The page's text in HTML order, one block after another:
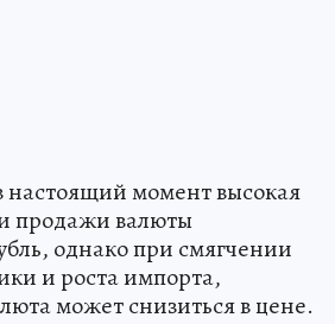
настоящий момент высокая
продажи валюты
однако при смягчении
и роста импорта,
может снизиться в цене.